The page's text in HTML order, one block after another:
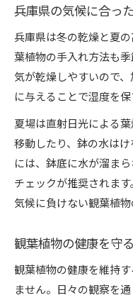
兵庫県の気候に合っ
兵庫県は冬の乾燥と夏
葉植物の手入れ方法も
気が乾燥しやすいので
に与えることで湿度を保
夏場は直射日光による
移動したり、鉢の水は
には、鉢底に水が溜ま
チェックが推奨されま
気候に負けない観葉植物
観葉植物の健康を守
観葉植物の健康を維持
ません。日々の観察を